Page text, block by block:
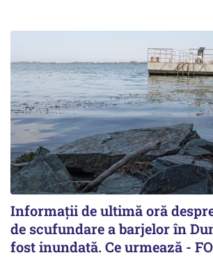
Informații de ultimă oră
de scufundare a barjelor în
fost inundată. Ce urmează -